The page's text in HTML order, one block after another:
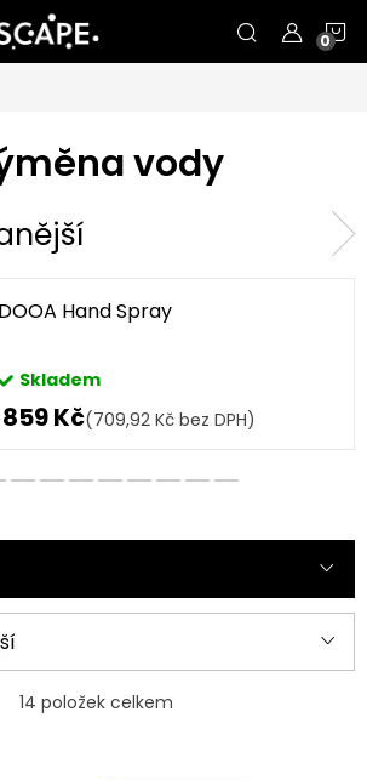
vody
DOOA Hand Spray
Skladem
859 Kč(709,92 Kč bez DPH)
14 položek celkem